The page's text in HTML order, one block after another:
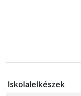
Iskolalelkészek